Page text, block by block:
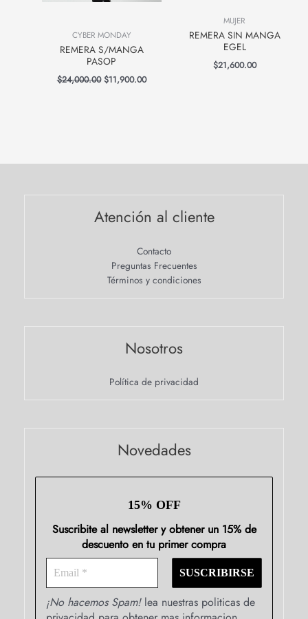
CYBER MONDAY
REMERA S/MANGA
PASOP
$24,000.00 $11,900.00
MUJER
REMERA SIN MANGA
EGEL
$21,600.00
Atención al cliente
Contacto
Preguntas Frecuentes
Términos y condiciones
Nosotros
Política de privacidad
Novedades
15% OFF
Suscribite al newsletter y obtener un 15% de
descuento en tu primer compra
¡No hacemos Spam!lea nuestras politicas de